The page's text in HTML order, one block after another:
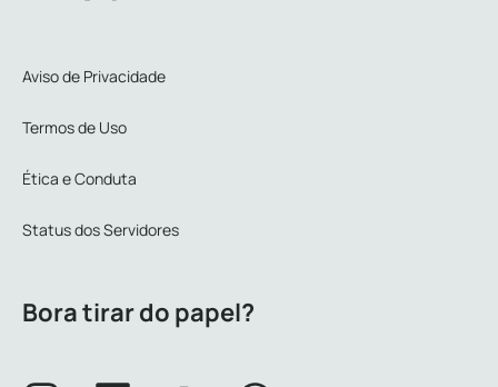
Aviso de Privacidade
Termos de Uso
Ética e Conduta
Status dos Servidores
Bora tirar do papel?